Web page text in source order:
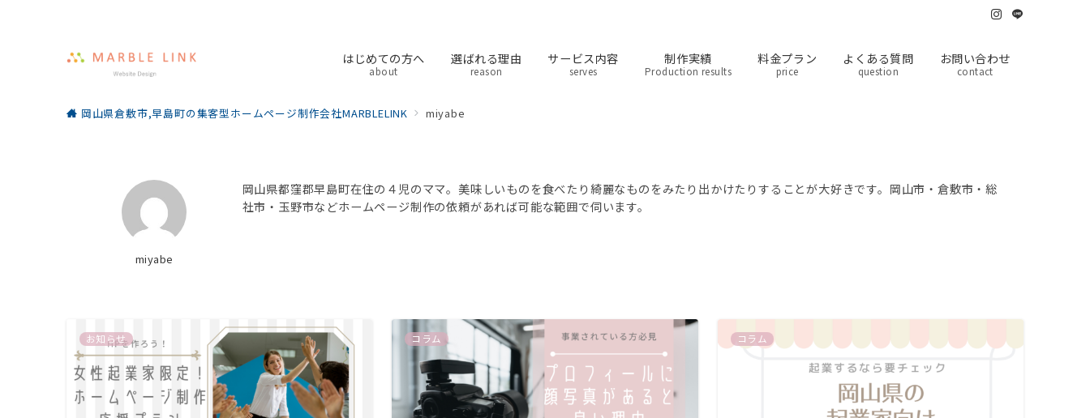
はじめての方へ
about
選ばれる理由
reason
サービス内容
serves
制作実績
Production results
料金プラン
price
よくある質問
question
お問い合わせ
contact
岡山県倉敷市,早島町の集客型ホームページ制作会社MARBLELINK miyabe
miyabe
岡山県都窪郡早島町在住の４児のママ。美味しいものを食べたり綺麗なものをみたり出かけたりすることが大好きです。岡山市・倉敷市・総
社市・玉野市などホームページ制作の依頼があれば可能な範囲で伺います。
お知らせ コラム コラム